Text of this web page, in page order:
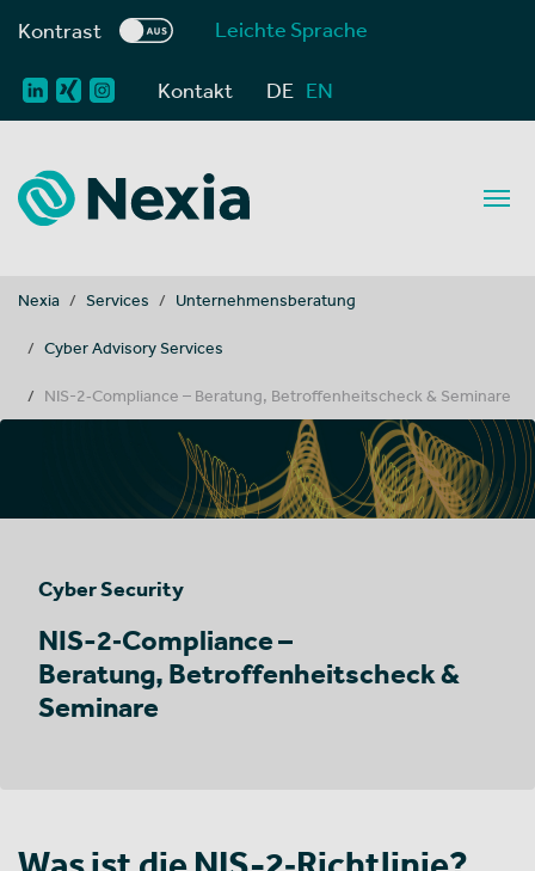
Kontrast Leichte Sprache
Kontakt DE EN
You are here:
Nexia Services Unternehmensberatung
Cyber Advisory Services
NIS-2‑Compliance – Beratung, Betroffenheitscheck & Seminare
Cyber Security
NIS-2‑Compliance –
Beratung, Betroffenheitscheck &
Seminare